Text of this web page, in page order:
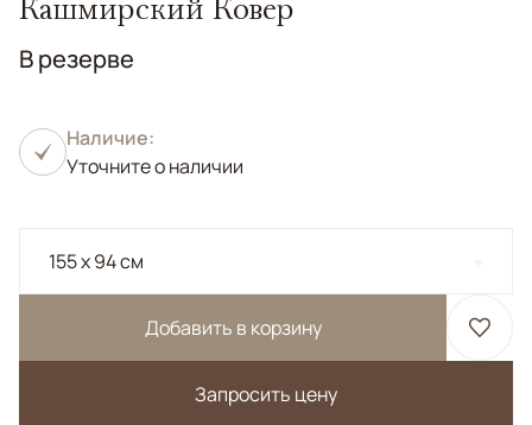
Кашмирский Ковер
В резерве
Наличие:
Уточните о наличии
155 x 94 см
Добавить в корзину
Запросить цену